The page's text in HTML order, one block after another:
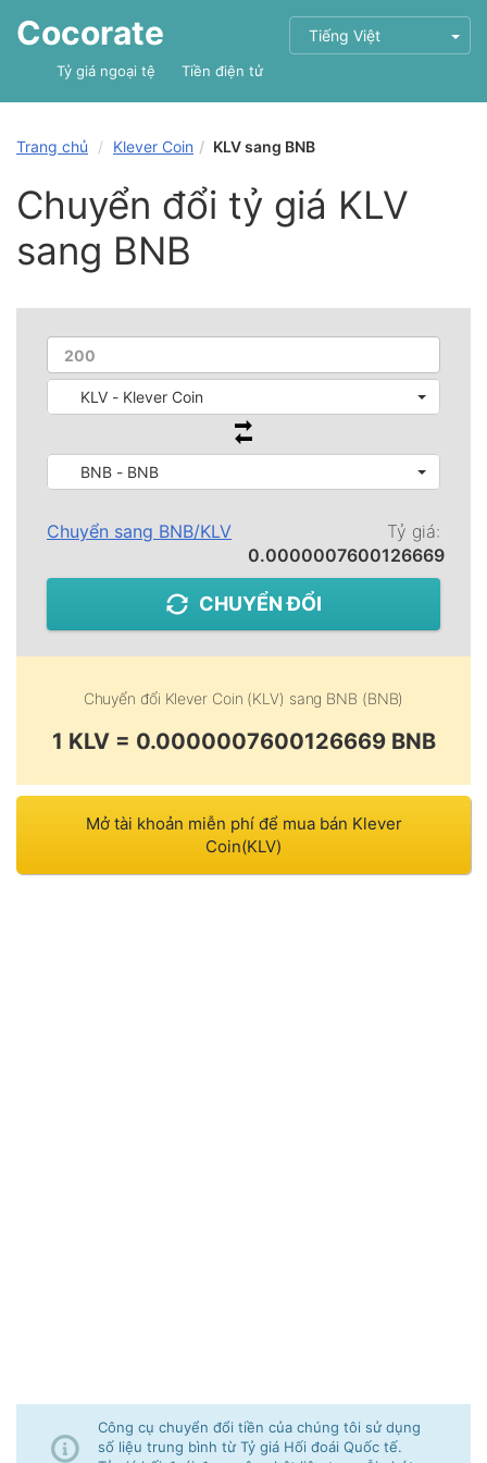
Cocorate Tiếng Việt
Tỷ giá ngoại tệ Tiền điện tử
Trang chủ Klever Coin KLV sang BNB
Chuyển đổi tỷ giá KLV
sang BNB
KLV - Klever Coin
BNB - BNB
Chuyển sang BNB/KLV
Tỷ giá:
0.0000007600126669
CHUYỂN ĐỔI
Chuyển đổi Klever Coin (KLV) sang BNB (BNB)
1 KLV = 0.0000007600126669 BNB
Mở tài khoản miễn phí để mua bán Klever
Coin(KLV)
Công cụ chuyển đổi tiền của chúng tôi sử dụng
số liệu trung bình từ Tỷ giá Hối đoái Quốc tế.